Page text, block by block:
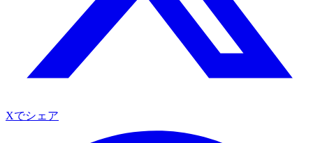
Xでシェア